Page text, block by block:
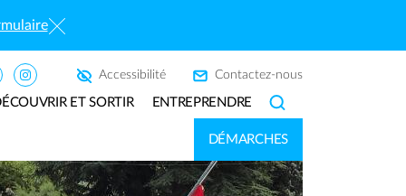
×
Accessibilité Contactez-nous
ET SORTIR ENTREPRENDRE SEARCH
DÉMARCHES